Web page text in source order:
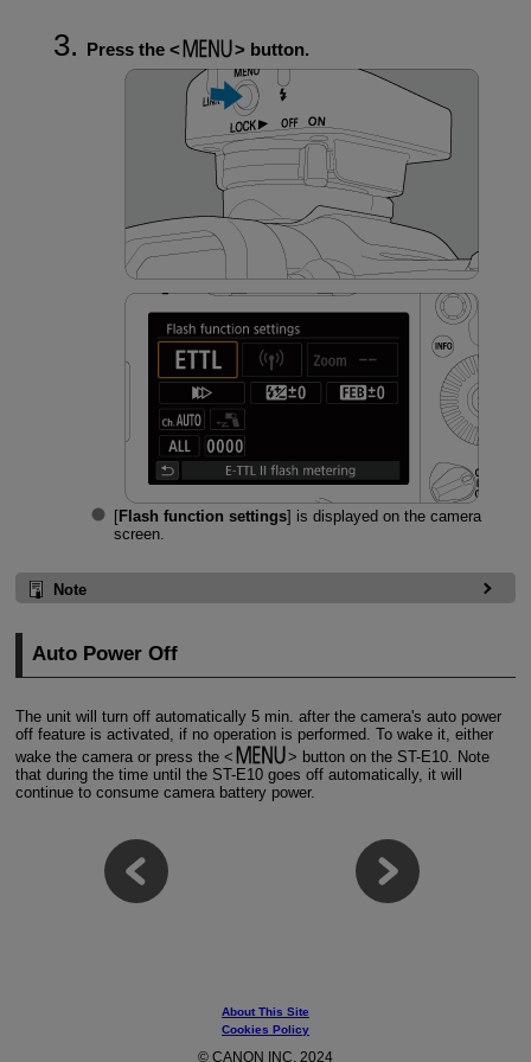
Press the button.
[Flash function settings] is displayed on the camera
screen.
Note
Auto Power Off
The unit will turn off automatically 5 min. after the camera's auto power
off feature is activated, if no operation is performed. To wake it, either
wake the camera or press the
button on the ST-E10. Note
that during the time until the ST-E10goes off automatically, it will
continue to consume camera battery power.
About This Site
Cookies Policy
© CANON INC. 2024